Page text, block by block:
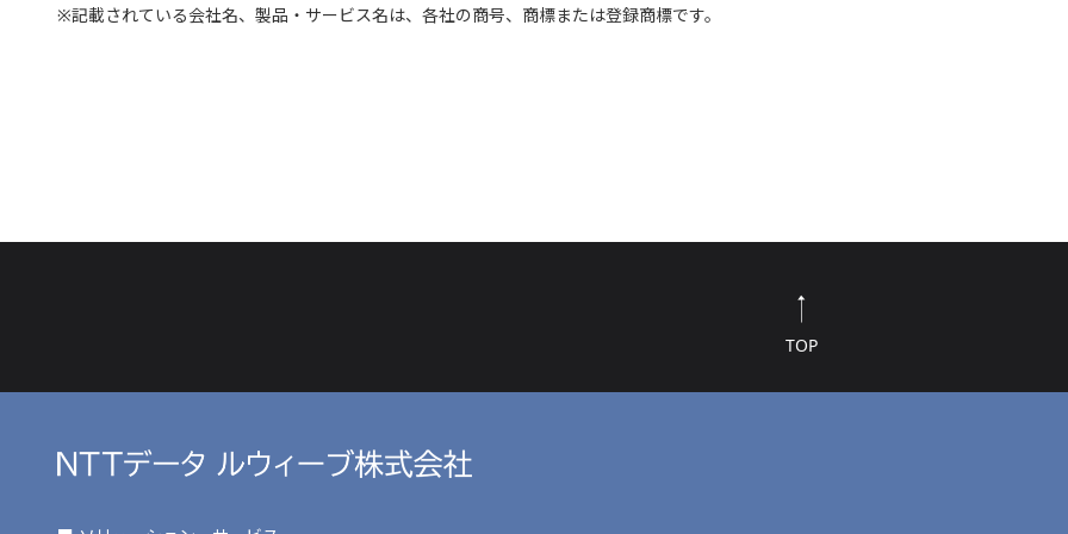
※記載されている会社名、製品・サービス名は、各社の商号、商標または登録商標です。
TOP